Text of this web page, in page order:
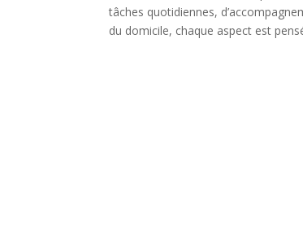
tâches quotidiennes,
du domicile, chaque aspect est